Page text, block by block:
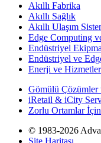
Akıllı Fabrika
Akıllı Sağlık
Akıllı Ulaşım
Edge Computing
Endüstriyel
Endüstriyel ve
Enerji ve Hizmetler
Gömülü Çözümler
iRetail & iCity
Zorlu Ortamlar
© 1983-2026